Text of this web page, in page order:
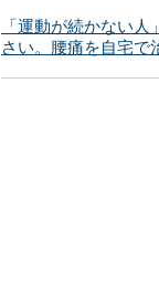
「運動が続かない
さい。腰痛を自宅で